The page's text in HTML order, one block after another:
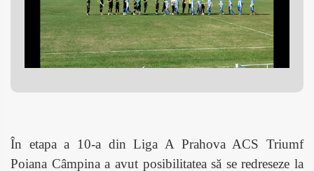
În etapa a 10-a din Liga A Prahova ACS Triumf
Poiana Câmpina a avut posibilitatea să se redreseze la